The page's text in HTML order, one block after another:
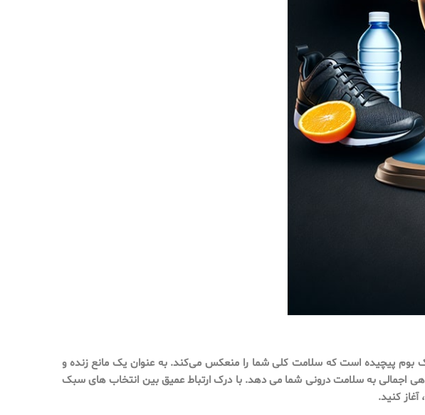
بوم پیچیده است که سلامت کلی شما را منعکس می‌کند. به عنوان یک مانع زنده و
اجمالی به سلامت درونی شما می دهد. با درک ارتباط عمیق بین انتخاب های سبک
کنید.